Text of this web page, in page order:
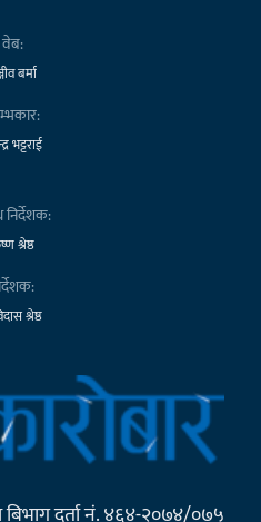
वेब:
बर्मा
भट्टराई
निर्देशक:
श्रेष्ठ
श्रेष्ठ
दर्ता नं. ४६४-२०७४/०७५